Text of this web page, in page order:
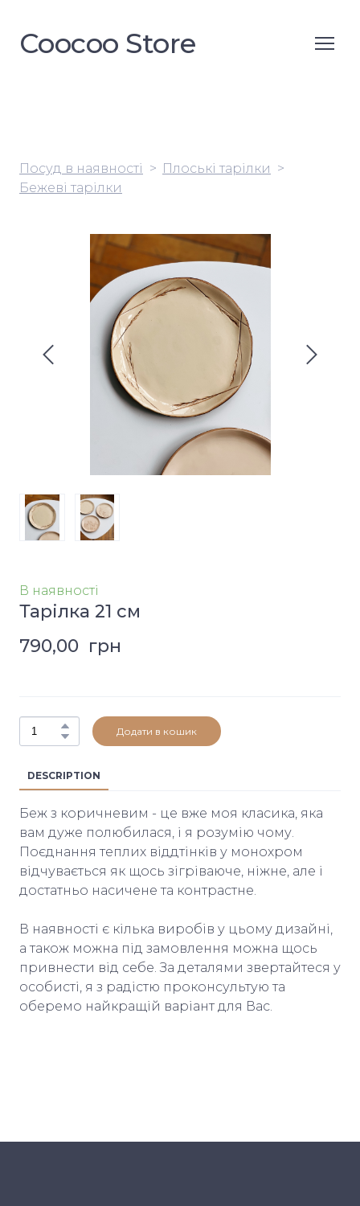
Coocoo Store
Посуд в наявності
Плоські тарілки
Бежеві тарілки
В наявності
Тарілка 21 см
790,00  грн
Додати в кошик
DESCRIPTION
Беж з коричневим - це вже моя класика, яка
вам дуже полюбилася, і я розумію чому.
Поєднання теплих віддтінків у монохром
відчувається як щось зігріваюче, ніжне, але і
достатньо насичене та контрастне.
В наявності є кілька виробів у цьому дизайні,
а також можна під замовлення можна щось
привнести від себе. За деталями звертайтеся у
особисті, я з радістю проконсультую та
оберемо найкращій варіант для Вас.